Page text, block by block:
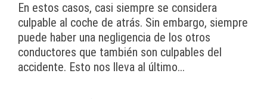
En estos casos, casi siempre se considera
culpable al coche de atrás. Sin embargo, siempre
puede haber una negligencia de los otros
conductores que también son culpables del
accidente. Esto nos lleva al último...